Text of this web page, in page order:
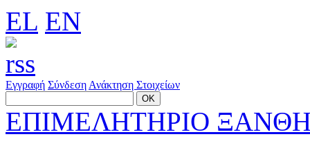
EL EN
Εγγραφή Σύνδεση Ανάκτηση Στοιχείων
ΕΠΙΜΕΛΗΤΗΡΙΟ